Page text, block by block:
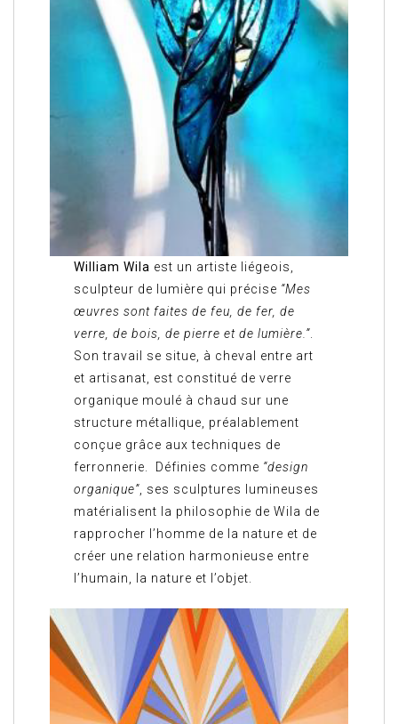
William Wila est un artiste liégeois,
sculpteur de lumière qui précise “Mes
œuvres sont faites de feu, de fer, de
verre, de bois, de pierre et de lumière.”.
Son travail se situe, à cheval entre art
et artisanat, est constitué de verre
organique moulé à chaud sur une
structure métallique, préalablement
conçue grâce aux techniques de
ferronnerie. Définies comme “design
organique”, ses sculptures lumineuses
matérialisent la philosophie de Wila de
rapprocher l’homme de la nature et de
créer une relation harmonieuse entre
l’humain, la nature et l’objet.